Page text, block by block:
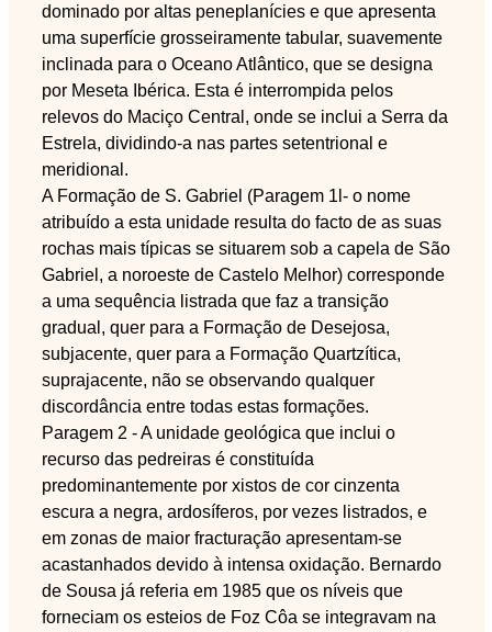
dominado por altas peneplanícies e que apresenta
uma superfície grosseiramente tabular, suavemente
inclinada para o Oceano Atlântico, que se designa
por Meseta Ibérica. Esta é interrompida pelos
relevos do Maciço Central, onde se inclui a Serra da
Estrela, dividindo-a nas partes setentrional e
meridional.
A Formação de S. Gabriel (Paragem 1l- o nome
atribuído a esta unidade resulta do facto de as suas
rochas mais típicas se situarem sob a capela de São
Gabriel, a noroeste de Castelo Melhor) corresponde
a uma sequência listrada que faz a transição
gradual, quer para a Formação de Desejosa,
subjacente, quer para a Formação Quartzítica,
suprajacente, não se observando qualquer
discordância entre todas estas formações.
Paragem 2 - A unidade geológica que inclui o
recurso das pedreiras é constituída
predominantemente por xistos de cor cinzenta
escura a negra, ardosíferos, por vezes listrados, e
em zonas de maior fracturação apresentam-se
acastanhados devido à intensa oxidação. Bernardo
de Sousa já referia em 1985 que os níveis que
forneciam os esteios de Foz Côa se integravam na